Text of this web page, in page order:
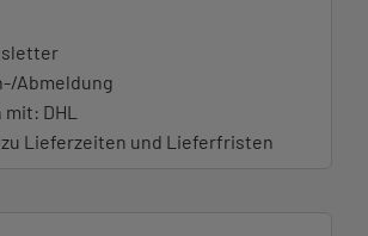
Abmeldung
DHL
Lieferzeiten und Lieferfristen